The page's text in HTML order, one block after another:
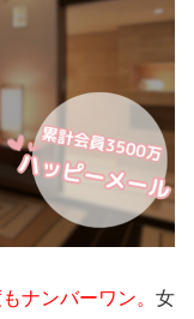
ナンバーワン。 女